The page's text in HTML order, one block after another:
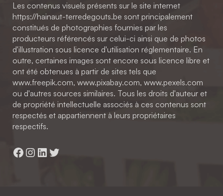
Les contenus visuels présents sur le site internet
https://hainaut-terredegouts.be sont principalement
constitués de photographies fournies par les
producteurs référencés sur celui-ci ainsi que de photos
d'illustration sous licence d'utilisation réglementaire. En
outre, certaines images sont encore sous licence libre et
ont été obtenues à partir de sites tels que
www.freepik.com, www.pixabay.com, www.pexels.com
ou d'autres sources similaires. Tous les droits d'auteur et
de propriété intellectuelle associés à ces contenus sont
respectés et appartiennent à leurs propriétaires
respectifs.
Facebook
Instagram
LinkedIn
Twitter